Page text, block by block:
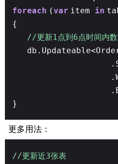
foreach (var item in
{
//更新1点到6点时间内
}
更多用法：
//更新近3张表